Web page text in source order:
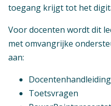
toegang krijgt tot het
Voor docenten wordt dit
met omvangrijke
aan:
Docentenhandleiding
Toetsvragen